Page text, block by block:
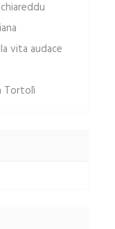
vita audace
Tortolì